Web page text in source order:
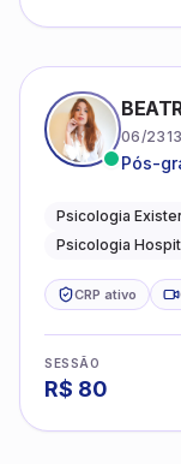
06/
Pós-
da
Psicologia
Psicologia
CRP ativo
SESSÃO
R$ 80